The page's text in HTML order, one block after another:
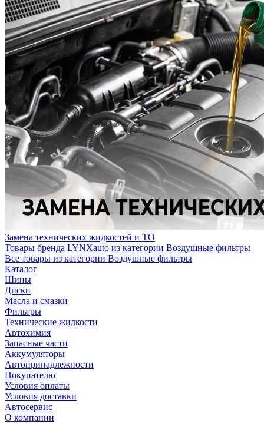
Замена технических жидкостей и ТО
Товары бренда LYNXauto из категории Воздушные фильтры
Все товары из категории Воздушные фильтры
Каталог
Шины
Диски
Масла и смазки
Фильтры
Технические жидкости
Автохимия
Запасные части
Аккумуляторы
Автопринадлежности
Покупателю
Условия оплаты
Условия доставки
Автосервис
О компании